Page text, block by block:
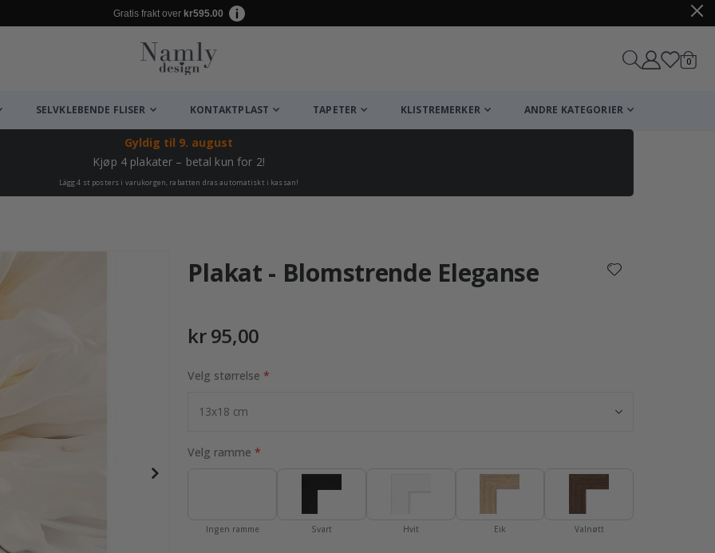
Gratis frakt over kr595.00
0varer
SELVKLEBENDE FLISER KONTAKTPLAST TAPETER KLISTREMERKER ANDRE KATEGORIER
Gyldig til 9. august
Kjøp 4 plakater – betal kun for 2!
Lägg 4 st posters i varukorgen, rabatten dras automatiskt i kassan!
Plakat - Blomstrende Eleganse
kr 95,00
Velg størrelse
Velg ramme
Ingen ramme Svart Hvit Eik Valnøtt